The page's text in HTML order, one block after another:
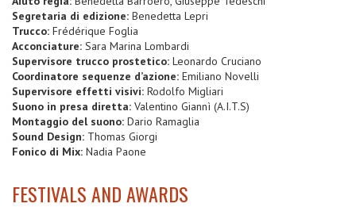
Segretaria di edizione: Benedetta Lepri
Trucco: Frédérique Foglia
Acconciature: Sara Marina Lombardi
Supervisore trucco prostetico: Leonardo Cruciano
Coordinatore sequenze d’azione: Emiliano Novelli
Supervisore effetti visivi: Rodolfo Migliari
Suono in presa diretta: Valentino Giannì (A.I.T.S)
Montaggio del suono: Dario Ramaglia
Sound Design: Thomas Giorgi
Fonico di Mix: Nadia Paone
FESTIVALS AND AWARDS